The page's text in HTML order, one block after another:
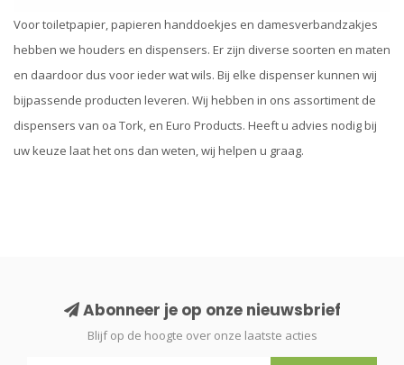
Voor toiletpapier, papieren handdoekjes en damesverbandzakjes
hebben we houders en dispensers. Er zijn diverse soorten en maten
en daardoor dus voor ieder wat wils. Bij elke dispenser kunnen wij
bijpassende producten leveren. Wij hebben in ons assortiment de
dispensers van oa Tork, en Euro Products. Heeft u advies nodig bij
uw keuze laat het ons dan weten, wij helpen u graag.
Abonneer je op onze nieuwsbrief
Blijf op de hoogte over onze laatste acties